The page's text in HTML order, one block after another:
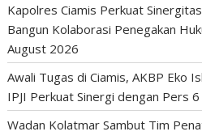
Kapolres Ciamis Perkuat
Bangun Kolaborasi Penegakan
August 2026
Awali Tugas di Ciamis, AKBP Eko
IPJI Perkuat Sinergi dengan Pers
Wadan Kolatmar Sambut Tim